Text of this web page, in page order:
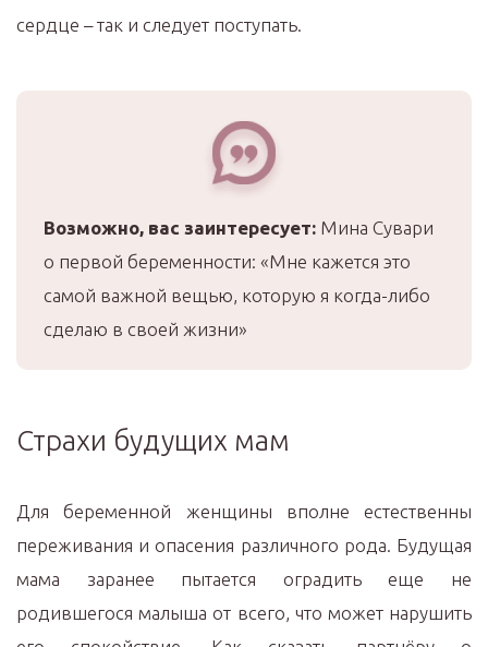
сердце – так и следует поступать.
Возможно, вас заинтересует: Мина Сувари
о первой беременности: «Мне кажется это
самой важной вещью, которую я когда-либо
сделаю в своей жизни»
Страхи будущих мам
Для беременной женщины вполне естественны
переживания и опасения различного рода. Будущая
мама заранее пытается оградить еще не
родившегося малыша от всего, что может нарушить